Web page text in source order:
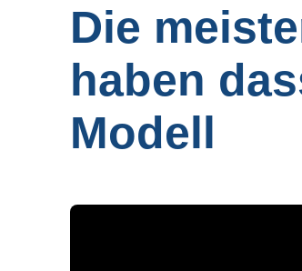
Die
haben
Modell